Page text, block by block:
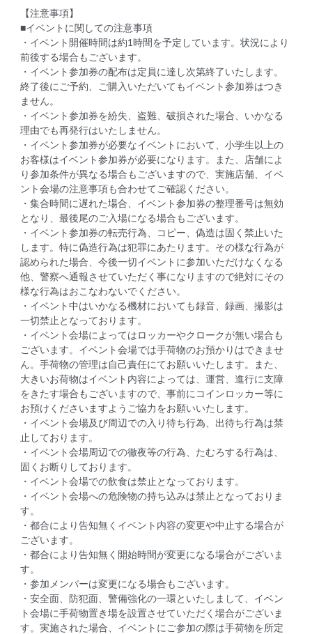
【注意事項】
■イベントに関しての注意事項
・イベント開催時間は約1時間を予定しています。状況により
前後する場合もございます。
・イベント参加券の配布は定員に達し次第終了いたします。
終了後にご予約、ご購入いただいてもイベント参加券はつき
ません。
・イベント参加券を紛失、盗難、破損された場合、いかなる
理由でも再発行はいたしません。
・イベント参加券が必要なイベントにおいて、小学生以上の
お客様はイベント参加券が必要になります。また、店舗によ
り参加条件が異なる場合もございますので、実施店舗、イベ
ント会場の注意事項も合わせてご確認ください。
・集合時間に遅れた場合、イベント参加券の整理番号は無効
となり、最後尾のご入場になる場合もございます。
・イベント参加券の転売行為、コピー、偽造は固く禁止いた
します。特に偽造行為は犯罪にあたります。その様な行為が
認められた場合、今後一切イベントに参加いただけなくなる
他、警察へ通報させていただく事になりますので絶対にその
様な行為はおこなわないでください。
・イベント中はいかなる機材においても録音、録画、撮影は
一切禁止となっております。
・イベント会場によってはロッカーやクロークが無い場合も
ございます。イベント会場では手荷物のお預かりはできませ
ん。手荷物の管理は自己責任にてお願いいたします。また、
大きいお荷物はイベント内容によっては、運営、進行に支障
をきたす場合もございますので、事前にコインロッカー等に
お預けくださいますようご協力をお願いいたします。
・イベント会場及び周辺での入り待ち行為、出待ち行為は禁
止しております。
・イベント会場周辺での徹夜等の行為、たむろする行為は、
固くお断りしております。
・イベント会場での飲食は禁止となっております。
・イベント会場への危険物の持ち込みは禁止となっておりま
す。
・都合により告知無くイベント内容の変更や中止する場合が
ございます。
・都合により告知無く開始時間が変更になる場合がございま
す。
・参加メンバーは変更になる場合もございます。
・安全面、防犯面、警備強化の一環といたしまして、イベン
ト会場に手荷物置き場を設置させていただく場合がございま
す。実施された場合、イベントにご参加の際は手荷物を所定